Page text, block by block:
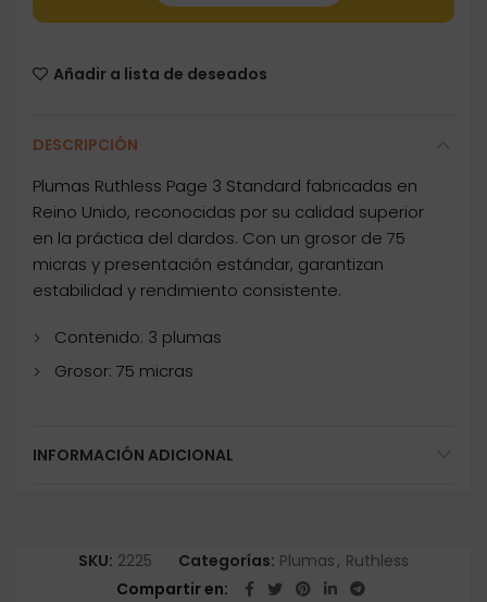
Añadir a lista de deseados
DESCRIPCIÓN
Plumas Ruthless Page 3 Standard fabricadas en
Reino Unido, reconocidas por su calidad superior
en la práctica del dardos. Con un grosor de 75
micras y presentación estándar, garantizan
estabilidad y rendimiento consistente.
Contenido: 3 plumas
Grosor: 75 micras
INFORMACIÓN ADICIONAL
SKU: 2225 Categorías: Plumas, Ruthless
Compartir en